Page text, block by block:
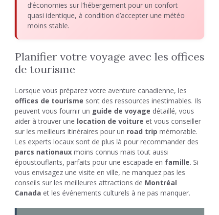
d’économies sur l’hébergement pour un confort
quasi identique, à condition d’accepter une météo
moins stable.
Planifier votre voyage avec les offices
de tourisme
Lorsque vous préparez votre aventure canadienne, les
offices de tourisme sont des ressources inestimables. Ils
peuvent vous fournir un guide de voyage détaillé, vous
aider à trouver une location de voiture et vous conseiller
sur les meilleurs itinéraires pour un road trip mémorable.
Les experts locaux sont de plus là pour recommander des
parcs nationaux moins connus mais tout aussi
époustouflants, parfaits pour une escapade en famille. Si
vous envisagez une visite en ville, ne manquez pas les
conseils sur les meilleures attractions de Montréal
Canada et les événements culturels à ne pas manquer.